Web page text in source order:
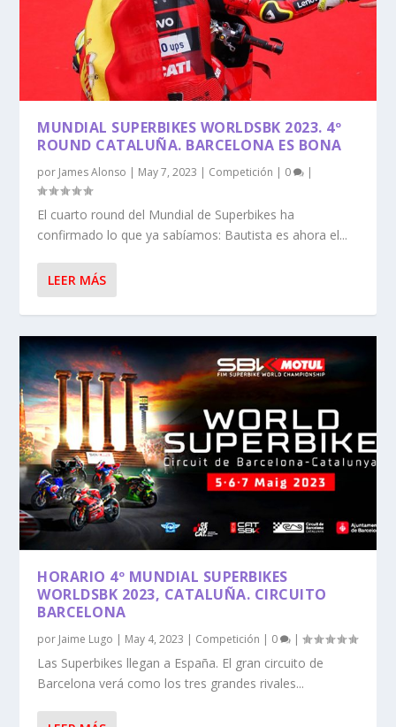
MUNDIAL SUPERBIKES WORLDSBK 2023. 4º
ROUND CATALUÑA. BARCELONA ES BONA
por James Alonso | May 7, 2023 | Competición | 0 |
El cuarto round del Mundial de Superbikes ha
confirmado lo que ya sabíamos: Bautista es ahora el...
LEER MÁS
HORARIO 4º MUNDIAL SUPERBIKES
WORLDSBK 2023, CATALUÑA. CIRCUITO
BARCELONA
por Jaime Lugo | May 4, 2023 | Competición | 0 |
Las Superbikes llegan a España. El gran circuito de
Barcelona verá como los tres grandes rivales...